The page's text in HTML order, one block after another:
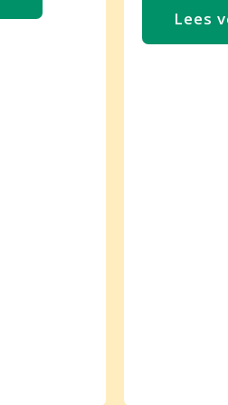
Lees